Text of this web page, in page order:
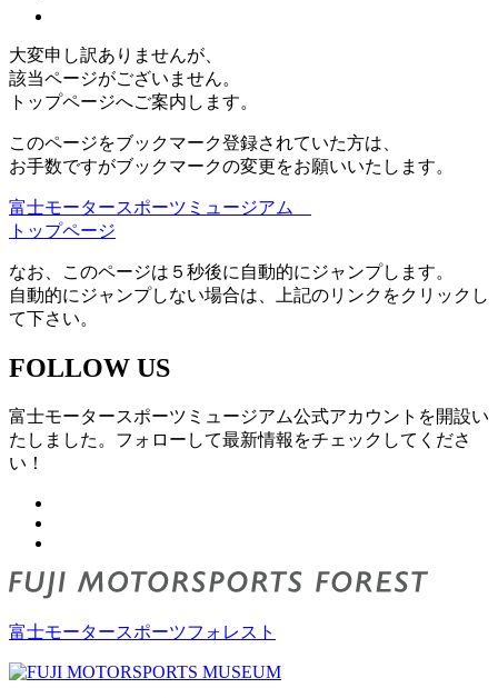
大変申し訳ありませんが、
該当ページがございません。
トップページへご案内します。
このページをブックマーク登録されていた方は、
お手数ですがブックマークの変更をお願いいたします。
富士モータースポーツミュージアム
トップページ
なお、このページは５秒後に自動的にジャンプします。
自動的にジャンプしない場合は、上記のリンクをクリックし
て下さい。
FOLLOW US
富士モータースポーツミュージアム公式アカウントを開設い
たしました。フォローして最新情報をチェックしてくださ
い！
富士モータースポーツフォレスト